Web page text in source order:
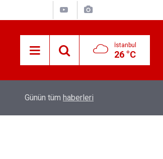
İstanbul
26 °C
Sıcak Havalarda Ödem Şikayetini Hafife
Günün tüm haberleri